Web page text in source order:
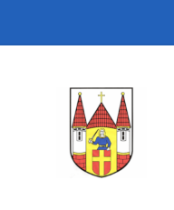
content
main
footer